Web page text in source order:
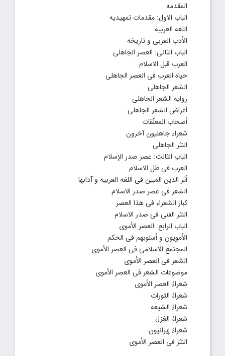
المقدمه
الباب الاول: مقدمات تمهیدیه
اللغه العربیه
الأدب العربى و تاریخه
الباب الثانی: العصر الجاهلى
العرب قبل الاسلام
حیاه العرب فى العصر الجاهلى
الشعر الجاهلى
روایه الشعر الجاهلى
أغراض الشعر الجاهلى
أصحاب المعلّقات
شعراء جاهلیون آخرون
النثر الجاهلى
الباب الثالث: عصر صدر الإسلام
العرب فى ظل الاسلام
أثر الدین المبین فی اللغه العربیه و آدابها
الشعر فى عصر صدر الاسلام
کبار الشعراء فى هذا العصر
النثر الفنى فى صدر الاسلام
الباب الرابع: العصر الأموى
الأمویون و أسلوبهم فى الحکم
المجتمع الاسلامى فى العصر الأموى
الشعر فى العصر الأموى
موضوعات الشعر فى العصر الأموى
شعراءُ العصر الأموى
شعراءُ الثورات
شعراءُ الشیعه
شعراءُ الغزل
شعراءُ إیرانیون
النثر فى العصر الأموى